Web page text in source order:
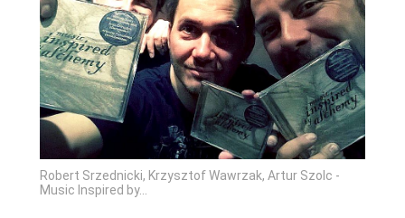
Robert Srzednicki, Krzysztof Wawrzak, Artur Szolc -
Music Inspired by...